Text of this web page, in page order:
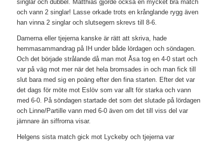
singlar och dubbel. Matthias gjorde också en mycket bra match
och vann 2 singlar! Lasse orkade trots en krånglande rygg även
han vinna 2 singlar och slutsegern skrevs till 8-6.
Damerna eller tjejerna kanske är rätt att skriva, hade
hemmasammandrag på IH under både lördagen och söndagen.
Och det började strålande då man mot Åsa tog en 4-0 start och
var på väg mot mer när det hela bromsades in och man fick till
slut bara med sig en poäng efter den fina starten. Efter det var
det dags för möte mot Eslöv som var allt för starka och vann
med 6-0. På söndagen startade det som det slutade på lördagen
och Linne/Partille vann med 6-0 även om det till viss del var
jämnare än siffrorna visar.
Helgens sista match gick mot Lyckeby och tjejerna var